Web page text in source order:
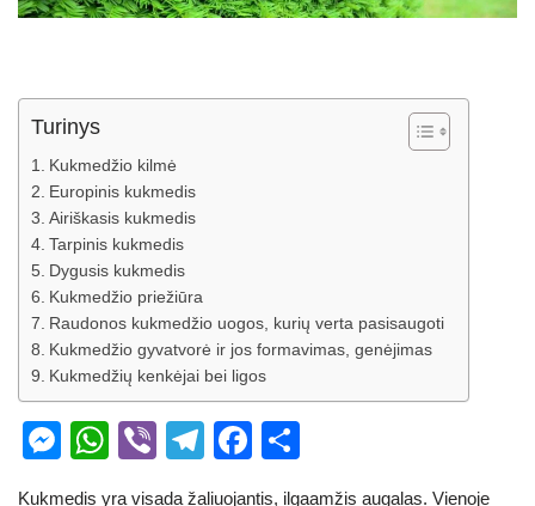
Turinys
Kukmedžio kilmė
Europinis kukmedis
Airiškasis kukmedis
Tarpinis kukmedis
Dygusis kukmedis
Kukmedžio priežiūra
Raudonos kukmedžio uogos, kurių verta pasisaugoti
Kukmedžio gyvatvorė ir jos formavimas, genėjimas
Kukmedžių kenkėjai bei ligos
M
W
Vi
T
F
Kukmedis yra visada žaliuojantis, ilgaamžis augalas. Vienoje